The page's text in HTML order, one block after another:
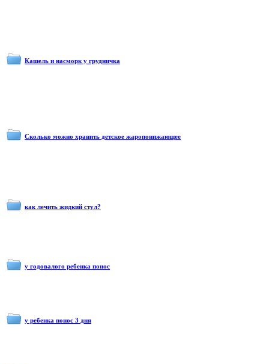
Кашель и насморк у грудничка
Сколько можно хранить детское жаропонижающее
как лечить жидкий стул?
у годовалого ребенка понос
у ребенка понос 3 дня